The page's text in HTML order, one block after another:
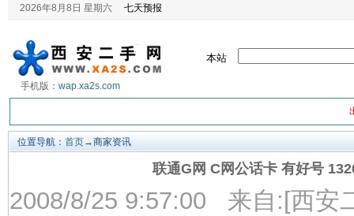
2026年8月8日 星期六
手机版： wap.xa2s.com
本站
位置导航： 首页→商家资讯
联通G网 C网公话卡 有好号
2008/8/25 9:57:00 来自:[西安